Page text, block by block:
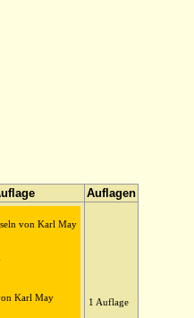
Auflagen
von Karl May
Karl May
1 Auflage